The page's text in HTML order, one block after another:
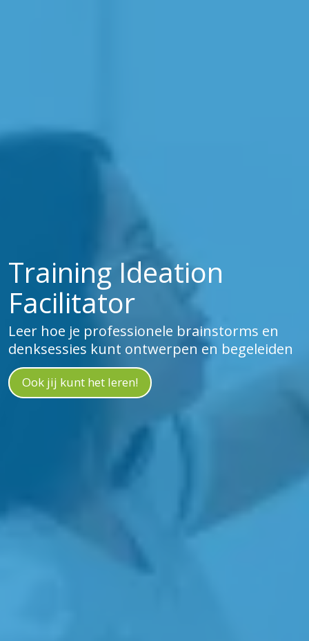
Training Ideation
Facilitator
Leer hoe je professionele brainstorms en
denksessies kunt ontwerpen en begeleiden
Ook jij kunt het leren!